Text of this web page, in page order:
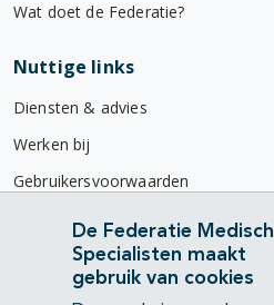
Wat doet de Federatie?
Nuttige links
Diensten & advies
Werken bij
Gebruikersvoorwaarden
Privacyverklaring
Contact
De Federatie Medisch
Specialisten maakt
gebruik van cookies